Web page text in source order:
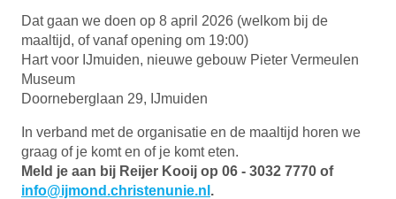
Dat gaan we doen op 8 april 2026 (welkom bij de
maaltijd, of vanaf opening om 19:00)
Hart voor IJmuiden, nieuwe gebouw Pieter Vermeulen
Museum
Doorneberglaan 29, IJmuiden
In verband met de organisatie en de maaltijd horen we
graag of je komt en of je komt eten.
Meld je aan bij Reijer Kooij op 06 - 3032 7770 of
info@ijmond.christenunie.nl .